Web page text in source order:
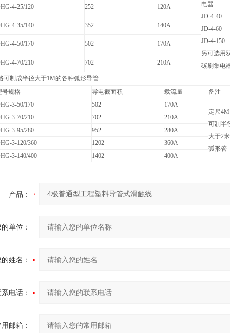
电器
JD-4-40
JD-4-60
JD-4-150
另可选用
碳刷集电
4-25/120 252 120A
4-35/140 352 140A
4-50/170 502 170A
4-70/210 702 210A
可制成半径大于1M的各种弧形导管
号规格 导电截面积 载流量
备注
3-50/170 502
170A
定尺4M
可制半
大于2
弧形管
3-70/210 702
210A
3-95/280 952
280A
3-120/360 1202
360A
3-140/400 1402 400A
产品：
单位：
姓名：
电话：
邮箱：